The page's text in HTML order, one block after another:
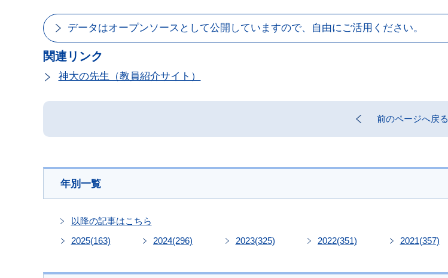
データはオープンソースとして公開していますので、自由にご活用ください。
関連リンク
神大の先生（教員紹介サイト）
前のページへ戻る
年別一覧
以降の記事はこちら
2025(163) 2024(296) 2023(325) 2022(351) 2021(357)